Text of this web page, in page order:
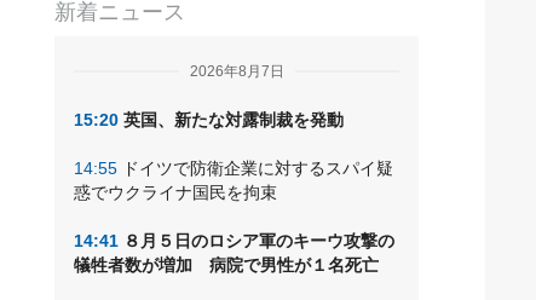
購読
新着ニュース
2026年8月7日
15:20 英国、新たな対露制裁を発動
14:55 ドイツで防衛企業に対するスパイ疑
惑でウクライナ国民を拘束
14:41 ８月５日のロシア軍のキーウ攻撃の
犠牲者数が増加 病院で男性が１名死亡